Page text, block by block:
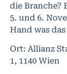
die Branche?
5. und 6.
Hand was
Ort: Allianz
1, 1140 Wien